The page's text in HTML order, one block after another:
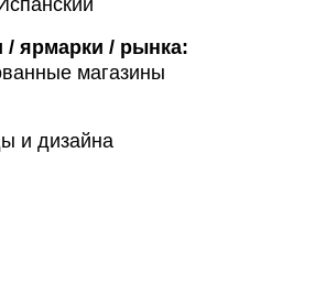
/ ярмарки / рынка:
магазины
и дизайна